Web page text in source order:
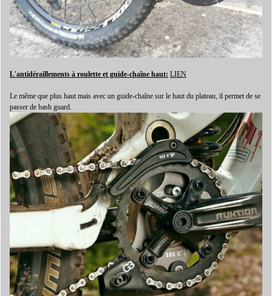
L'antidéraillements à roulette et guide-chaîne haut: LIEN
Le même que plus haut mais avec un guide-chaîne sur le haut du plateau, il permet de se
passer de bash guard.